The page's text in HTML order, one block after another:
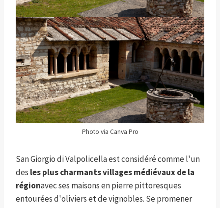
Photo via Canva Pro
San Giorgio di Valpolicella est considéré comme l'un
des les plus charmants villages médiévaux de la
régionavec ses maisons en pierre pittoresques
entourées d'oliviers et de vignobles. Se promener